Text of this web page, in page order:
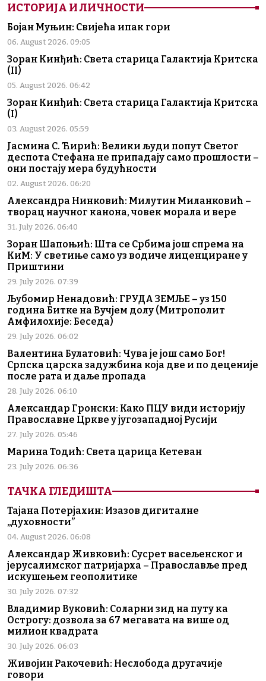
ИСТОРИЈА И ЛИЧНОСТИ
Бојан Муњин: Свијећа ипак гори
06. August 2026. 09:05
Зоран Кинђић: Света старица Галактија Критска
(II)
05. August 2026. 06:42
Зоран Кинђић: Света старица Галактија Критска
(I)
03. August 2026. 05:59
Јасмина С. Ћирић: Велики људи попут Светог
деспота Стефана не припадају само прошлости –
они постају мера будућности
02. August 2026. 06:20
Александра Нинковић: Милутин Миланковић –
творац научног канона, човек морала и вере
31. July 2026. 06:40
Зоран Шапоњић: Шта се Србима још спрема на
КиМ: У светиње само уз водиче лиценциране у
Приштини
29. July 2026. 07:39
Љубомир Ненадовић: ГРУДА ЗЕМЉЕ – уз 150
година Битке на Вучјем долу (Митрополит
Амфилохије: Беседа)
29. July 2026. 06:02
Валентина Булатовић: Чува је још само Бог!
Српска царска задужбина која две и по деценије
после рата и даље пропада
28. July 2026. 06:10
Александар Гронски: Како ПЦУ види историју
Православне Цркве у југозападној Русији
27. July 2026. 05:46
Марина Тодић: Света царица Кетеван
23. July 2026. 06:36
ТАЧКА ГЛЕДИШТА
Тајана Потерјахин: Изазов дигиталне
„духовности”
04. August 2026. 06:08
Александар Живковић: Сусрет васељенског и
јерусалимског патријарха – Православље пред
искушењем геополитике
30. July 2026. 07:32
Владимир Вуковић: Соларни зид на путу ка
Острогу: дозвола за 67 мегавата на више од
милион квадрата
30. July 2026. 06:03
Живојин Ракочевић: Неслобода другачије
говори